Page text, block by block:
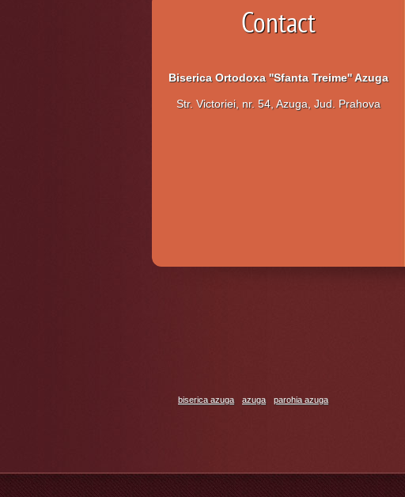
Contact
Biserica Ortodoxa ''Sfanta Treime'' Azuga
Str. Victoriei, nr. 54, Azuga, Jud. Prahova
biserica azuga azuga parohia azuga